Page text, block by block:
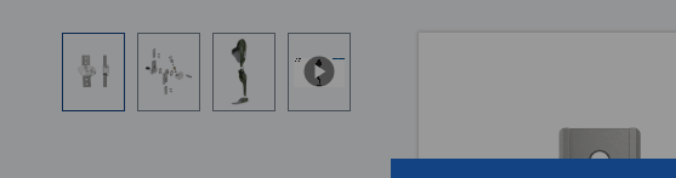
Bildergalerie überspringen